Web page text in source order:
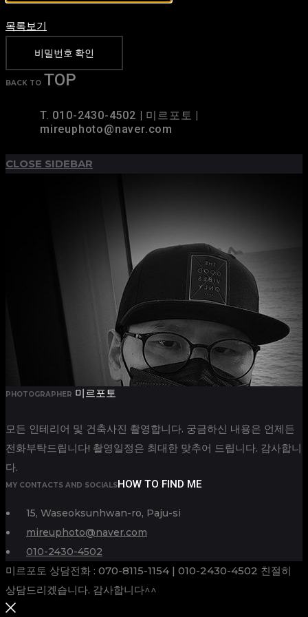
목록보기
비밀번호 확인
BACK TO TOP
T. 010-2430-4502 | 미르포토 |
mireuphoto@naver.com
CLOSE SIDEBAR
PHOTOGRAPHER 미르포토
모든 인테리어 및 건축사진 촬영합니다. 궁금하신 내용은 언제든
전화부탁드립니다! 촬영일정은 최대한 맞추어 드립니다. 감사합니
다.
MY CONTACTS AND SOCIALSHOW TO FIND ME
15, Waseoksunhwan-ro, Paju-si
mireuphoto@naver.com
010-2430-4502
미르포토 상담전화 : 070-8115-1154 | 010-2430-4502 친절히
상담드리겠습니다. 감사합니다^^